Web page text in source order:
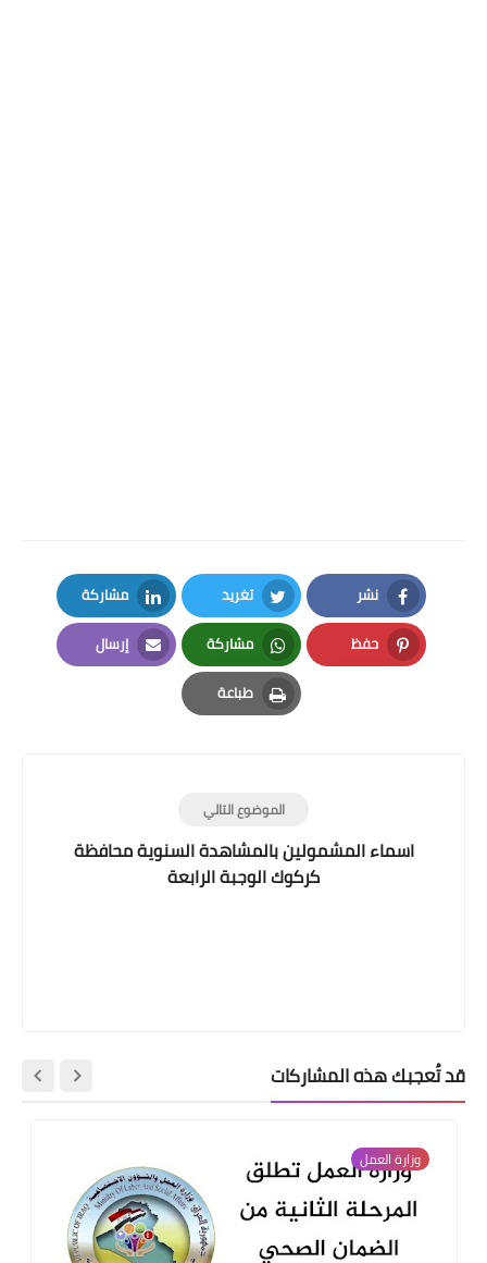
نشر
Facebook
تغريد
Twitter
مشاركة
LinkedIn
حفظ
Pinterest
مشاركة
Whatsapp
إرسال
Email
طباعة
Print
الموضوع التالي
اسماء المشمولين بالمشاهدة السنوية محافظة
كركوك الوجبة الرابعة
قد تُعجبك هذه المشاركات
وزارة العمل